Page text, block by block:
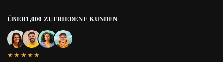
ÜBER1,000 ZUFRIEDENE KUNDEN
★★★★★